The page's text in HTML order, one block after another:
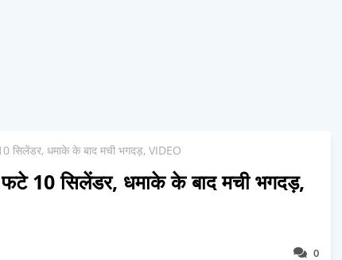
धमाके के बाद मची भगदड़, VIDEO
10 सिलेंडर, धमाके के बाद मची भगदड़,
0